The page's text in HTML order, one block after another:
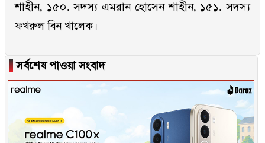
শাহীন, ১৫০. সদস্য এমরান হোসেন শাহীন, ১৫১. সদস্য
ফখরুল বিন খালেক।
▐সর্বশেষ পাওয়া সংবাদ